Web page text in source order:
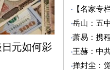
元如何影
图
【名家专
中共
图
岳山：五
团？
萧易：携
王赫：中
掸封尘：